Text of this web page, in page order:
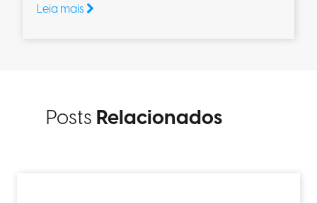
Leia mais
Posts Relacionados